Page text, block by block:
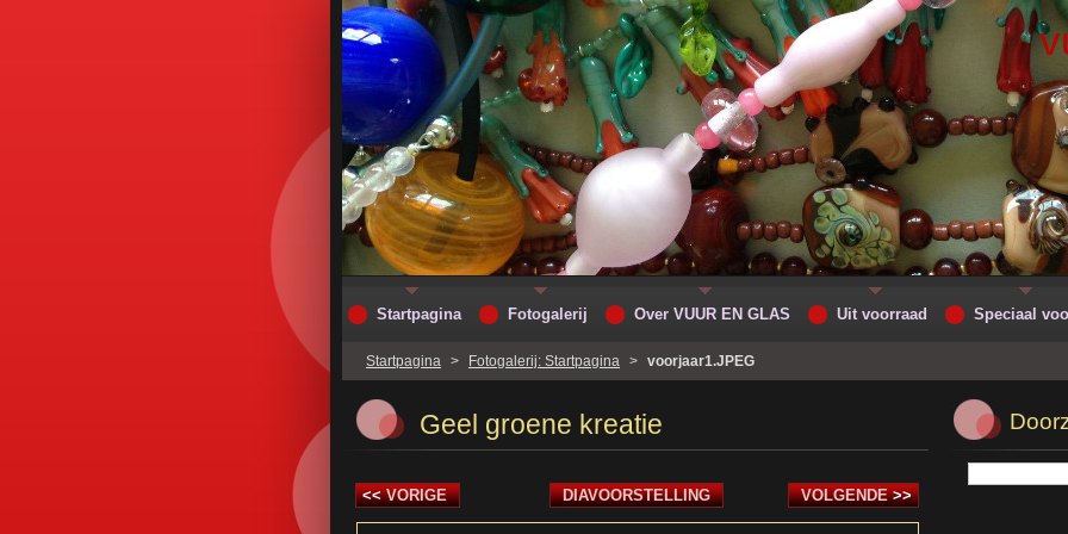
Startpagina > Fotogalerij: Startpagina > voorjaar1.JPEG
Geel groene kreatie
<< VORIGE DIAVOORSTELLING VOLGENDE >>
Startpagina Fotogalerij Over VUUR EN GLAS Uit voorraad Speciaal